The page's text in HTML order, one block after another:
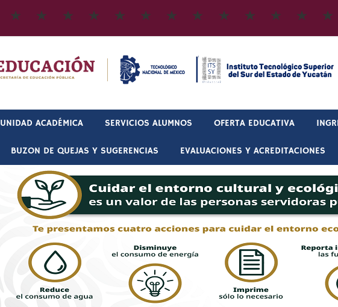
UNIDAD ACADÉMICA SERVICIOS ALUMNOS OFERTA EDUCATIVA
BUZON DE QUEJAS Y SUGERENCIAS EVALUACIONES Y ACREDITACIONES